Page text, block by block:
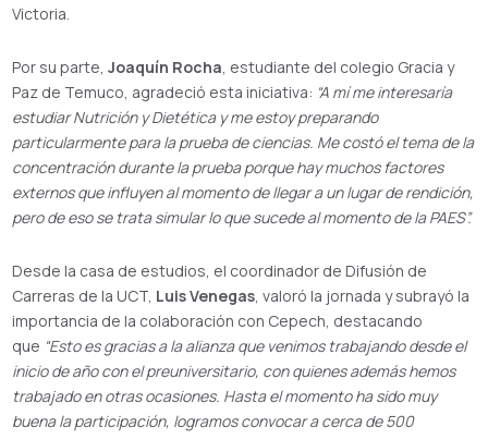
Victoria.
Por su parte, Joaquín Rocha , estudiante del colegio Gracia y
Paz de Temuco, agradeció esta iniciativa: “A mí me interesaría
estudiar Nutrición y Dietética y me estoy preparando
particularmente para la prueba de ciencias. Me costó el tema de la
concentración durante la prueba porque hay muchos factores
externos que influyen al momento de llegar a un lugar de rendición,
pero de eso se trata simular lo que sucede al momento de la PAES”.
Desde la casa de estudios, el coordinador de Difusión de
Carreras de la UCT, Luis Venegas, valoró la jornada y subrayó la
importancia de la colaboración con Cepech, destacando
que “Esto es gracias a la alianza que venimos trabajando desde el
inicio de año con el preuniversitario, con quienes además hemos
trabajado en otras ocasiones. Hasta el momento ha sido muy
buena la participación, logramos convocar a cerca de 500